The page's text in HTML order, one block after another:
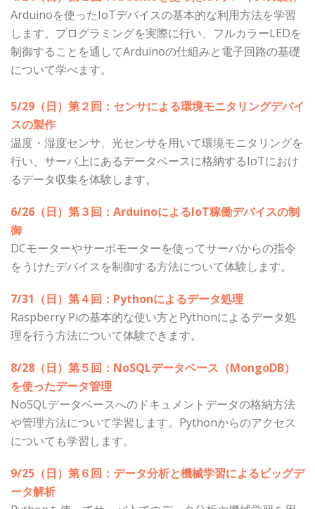
Arduinoを使ったIoTデバイスの基本的な利用方法を学習
します。プログラミングを実際に行い、フルカラーLEDを
制御することを通してArduinoの仕組みと電子回路の基礎
について学べます。
5/29（日）第２回：センサによる環境モニタリングデバイ
スの製作
温度・湿度センサ、光センサを用いて環境モニタリングを
行い、サーバ上にあるデータベースに格納するIoTにおけ
るデータ収集を体験します。
6/26（日）第３回：ArduinoによるIoT稼働デバイスの制
御
DCモーターやサーボモーターを使ってサーバからの指令
をうけたデバイスを制御する方法について体験します。
7/31（日）第４回：Pythonによるデータ処理
Raspberry Piの基本的な使い方とPythonによるデータ処
理を行う方法について体験できます。
8/28（日）第５回：NoSQLデータベース（MongoDB）
を使ったデータ管理
NoSQLデータベースへのドキュメントデータの格納方法
や管理方法について学習します。Pythonからのアクセス
についても学習します。
9/25（日）第６回：データ分析と機械学習によるビッグデ
ータ解析